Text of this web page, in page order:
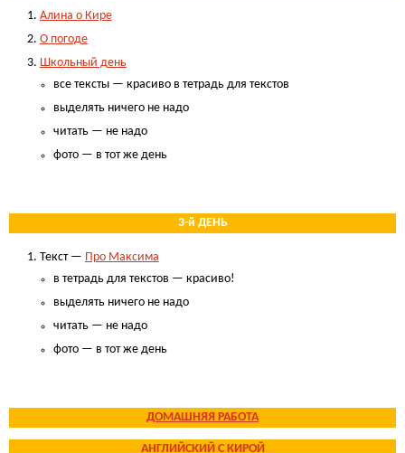
Алина о Кире
О погоде
Школьный день
все тексты — красиво в тетрадь для текстов
выделять ничего не надо
читать — не надо
фото — в тот же день
3-й ДЕНЬ
Текст — Про Максима
в тетрадь для текстов — красиво!
выделять ничего не надо
читать — не надо
фото — в тот же день
ДОМАШНЯЯ РАБОТА
АНГЛИЙСКИЙ С КИРОЙ